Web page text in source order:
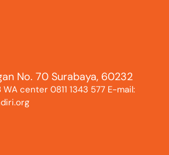
No. 70 Surabaya, 60232
center 0811 1343 577 E-mail: